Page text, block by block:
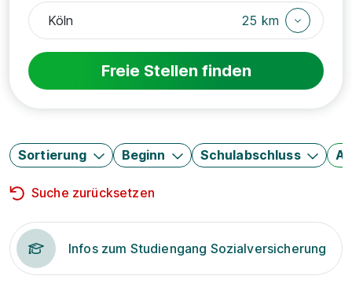
25 km
Freie Stellen finden
Sortierung Beginn Schulabschluss
Suche zurücksetzen
Infos zum Studiengang Sozialversicherung